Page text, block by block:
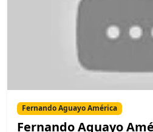
Fernando Aguayo América
Fernando Aguayo